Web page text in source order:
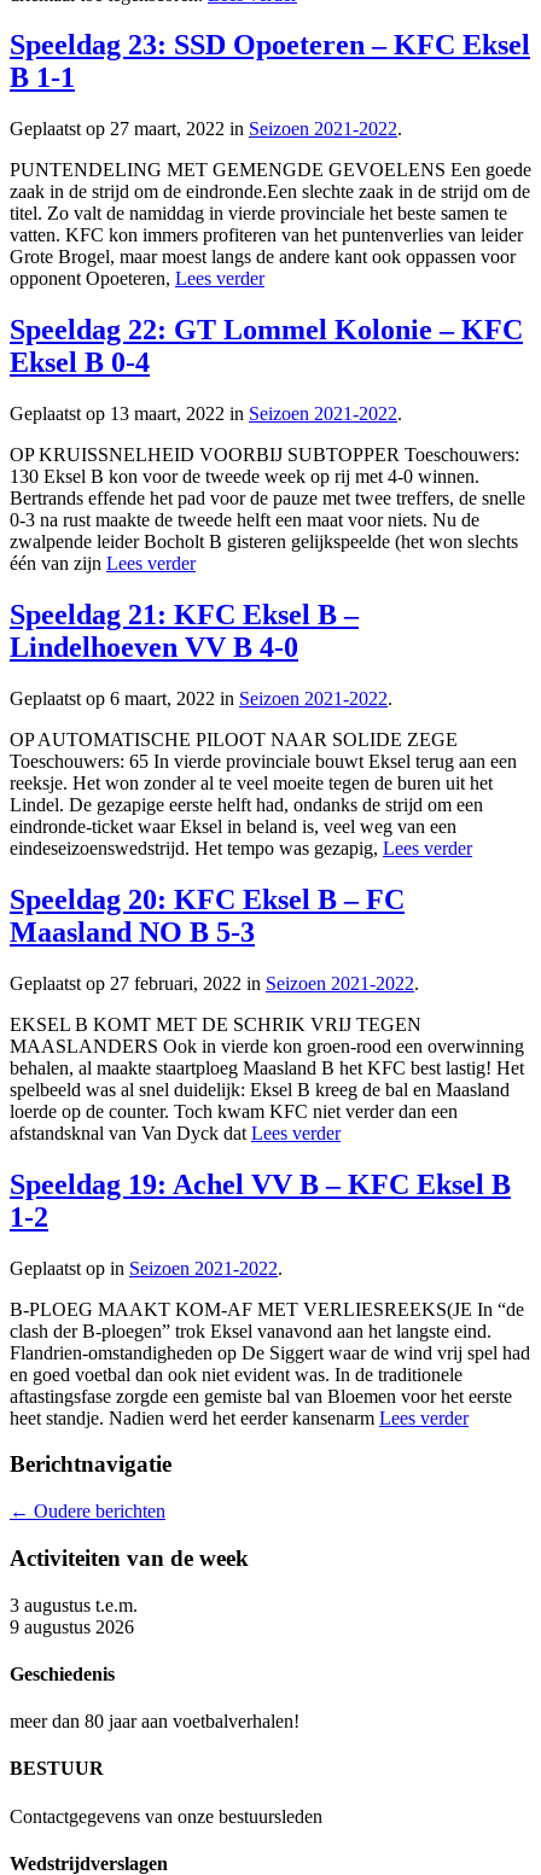
Speeldag 23: SSD Opoeteren – KFC Eksel
B 1-1
Geplaatst op 27 maart, 2022 in Seizoen 2021-2022.
PUNTENDELING MET GEMENGDE GEVOELENS Een goede
zaak in de strijd om de eindronde.Een slechte zaak in de strijd om de
titel. Zo valt de namiddag in vierde provinciale het beste samen te
vatten. KFC kon immers profiteren van het puntenverlies van leider
Grote Brogel, maar moest langs de andere kant ook oppassen voor
opponent Opoeteren, Lees verder
Speeldag 22: GT Lommel Kolonie – KFC
Eksel B 0-4
Geplaatst op 13 maart, 2022 in Seizoen 2021-2022.
OP KRUISSNELHEID VOORBIJ SUBTOPPER Toeschouwers:
130 Eksel B kon voor de tweede week op rij met 4-0 winnen.
Bertrands effende het pad voor de pauze met twee treffers, de snelle
0-3 na rust maakte de tweede helft een maat voor niets. Nu de
zwalpende leider Bocholt B gisteren gelijkspeelde (het won slechts
één van zijn Lees verder
Speeldag 21: KFC Eksel B –
Lindelhoeven VV B 4-0
Geplaatst op 6 maart, 2022 in Seizoen 2021-2022.
OP AUTOMATISCHE PILOOT NAAR SOLIDE ZEGE
Toeschouwers: 65 In vierde provinciale bouwt Eksel terug aan een
reeksje. Het won zonder al te veel moeite tegen de buren uit het
Lindel. De gezapige eerste helft had, ondanks de strijd om een
eindronde-ticket waar Eksel in beland is, veel weg van een
eindeseizoenswedstrijd. Het tempo was gezapig, Lees verder
Speeldag 20: KFC Eksel B – FC
Maasland NO B 5-3
Geplaatst op 27 februari, 2022 in Seizoen 2021-2022.
EKSEL B KOMT MET DE SCHRIK VRIJ TEGEN
MAASLANDERS Ook in vierde kon groen-rood een overwinning
behalen, al maakte staartploeg Maasland B het KFC best lastig! Het
spelbeeld was al snel duidelijk: Eksel B kreeg de bal en Maasland
loerde op de counter. Toch kwam KFC niet verder dan een
afstandsknal van Van Dyck dat Lees verder
Speeldag 19: Achel VV B – KFC Eksel B
1-2
Geplaatst op in Seizoen 2021-2022.
B-PLOEG MAAKT KOM-AF MET VERLIESREEKS(JE In “de
clash der B-ploegen” trok Eksel vanavond aan het langste eind.
Flandrien-omstandigheden op De Siggert waar de wind vrij spel had
en goed voetbal dan ook niet evident was. In de traditionele
aftastingsfase zorgde een gemiste bal van Bloemen voor het eerste
heet standje. Nadien werd het eerder kansenarm Lees verder
Berichtnavigatie
← Oudere berichten
Activiteiten van de week
3 augustus t.e.m.
9 augustus 2026
Geschiedenis
meer dan 80 jaar aan voetbalverhalen!
BESTUUR
Contactgegevens van onze bestuursleden
Wedstrijdverslagen